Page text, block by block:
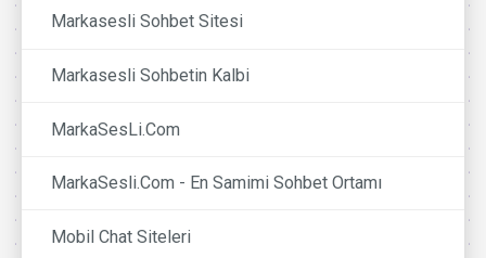
Markasesli Sohbet Sitesi
Markasesli Sohbetin Kalbi
MarkaSesLi.Com
MarkaSesli.Com - En Samimi Sohbet Ortamı
Mobil Chat Siteleri